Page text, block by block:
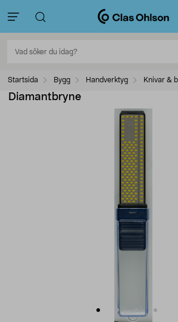
Startsida Bygg Handverktyg Knivar &
Diamantbryne